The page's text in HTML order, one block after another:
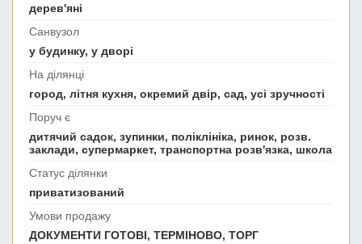
дерев'яні
Санвузол
у будинку, у дворі
На ділянці
город, літня кухня, окремий двір, сад, усі зручності
Поруч є
дитячий садок, зупинки, поліклініка, ринок, розв.
заклади, супермаркет, транспортна розв'язка, школа
Статус ділянки
приватизований
Умови продажу
ДОКУМЕНТИ ГОТОВІ, ТЕРМІНОВО, ТОРГ